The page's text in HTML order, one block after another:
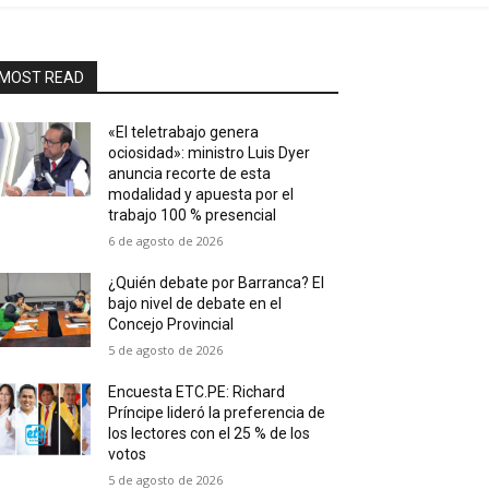
READ
«El teletrabajo genera
ociosidad»: ministro Luis Dyer
anuncia recorte de esta
modalidad y apuesta por el
trabajo 100 % presencial
6 de agosto de 2026
¿Quién debate por Barranca? El
bajo nivel de debate en el
Concejo Provincial
5 de agosto de 2026
Encuesta ETC.PE: Richard
Príncipe lideró la preferencia de
los lectores con el 25 % de los
votos
5 de agosto de 2026